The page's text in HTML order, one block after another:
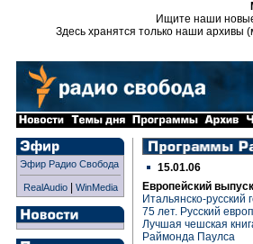
Ищите наши
Здесь хранятся только наши архивы
Эфир Радио Свобода
RealAudio| WinMedia
15.01.06
Европейский
Итальянско-
75 лет. Русский
Лучшая чешская
Раймонда Паулса